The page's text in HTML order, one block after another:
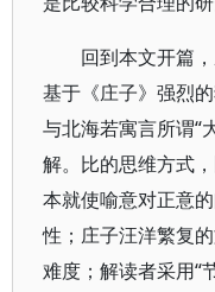
回到本文开篇
基于《庄子》强烈
与北海若寓言所谓“
解。比的思维方式
本就使喻意对正意
性；庄子汪洋繁复
难度；解读者采用“